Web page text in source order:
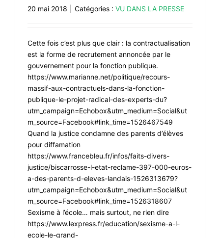
20 mai 2018 Catégories : VU DANS LA PRESSE
Cette fois c’est plus que clair : la contractualisation
est la forme de recrutement annoncée par le
gouvernement pour la fonction publique.
https://www.marianne.net/politique/recours-
massif-aux-contractuels-dans-la-fonction-
publique-le-projet-radical-des-experts-du?
utm_campaign=Echobox&utm_medium=Social&ut
m_source=Facebook#link_time=1526467549
Quand la justice condamne des parents d’élèves
pour diffamation
https://www.francebleu.fr/infos/faits-divers-
justice/biscarrosse-l-etat-reclame-397-000-euros-
a-des-parents-d-eleves-landais-1526313679?
utm_campaign=Echobox&utm_medium=Social&ut
m_source=Facebook#link_time=1526318607
Sexisme à l’école… mais surtout, ne rien dire
https://www.lexpress.fr/education/sexisme-a-l-
ecole-le-grand-